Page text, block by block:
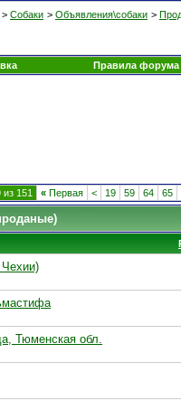
> Собаки > Объявления\собаки >
Правила форума
151 « Первая < 19 59 64 65
Чехии)
Тюменская обл.